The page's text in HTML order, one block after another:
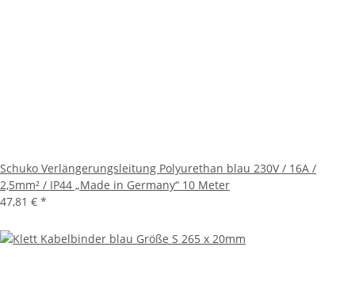
Schuko Verlängerungsleitung Polyurethan blau 230V / 16A /
2,5mm² / IP44 „Made in Germany“ 10 Meter
47,81 € *